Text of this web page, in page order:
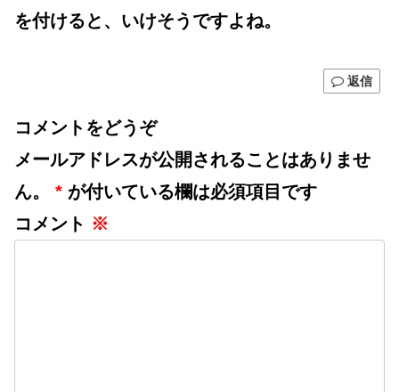
を付けると、いけそうですよね。
返信
コメントをどうぞ
メールアドレスが公開されることはありませ
ん。
* が付いている欄は必須項目です
コメント ※